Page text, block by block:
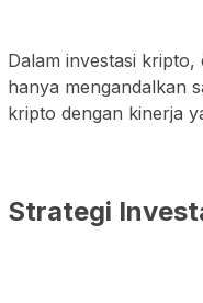
Dalam investasi
hanya mengandalkan
kripto dengan kinerja
Strategi